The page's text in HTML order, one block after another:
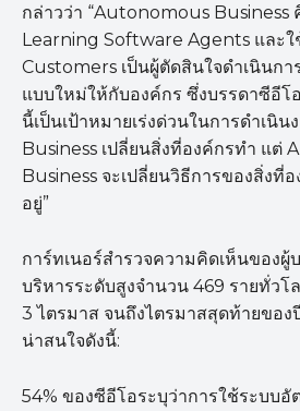
กล่าวว่า “Autonomous Business
Learning Software Agents และใ
Customers เป็นผู้ตัดสินใจดำเนินก
แบบใหม่ให้กับองค์กร ซึ่งบรรดาซีอีโ
นี้เป็นเป้าหมายเร่งด่วนในการดำเนิ
Business เปลี่ยนสิ่งที่องค์กรทำ แต่
Business จะเปลี่ยนวิธีการของสิ่งที่
อยู่”
การ์ทเนอร์สำรวจความคิดเห็นของผู้
บริหารระดับสูงจำนวน 469 รายทั่วโ
3 ไตรมาส จนถึงไตรมาสสุดท้ายขอ
น่าสนใจดังนี้:
54% ของซีอีโอระบุว่าการใช้ระบบอั